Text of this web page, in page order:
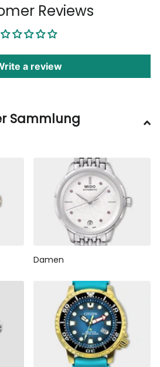
Reviews
a review
Sammlung
Damen